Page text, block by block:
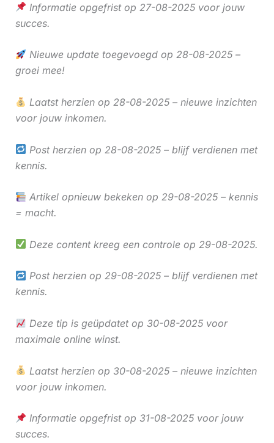
Informatie opgefrist op 27-08-2025 voor jouw
succes.
Nieuwe update toegevoegd op 28-08-2025 –
groei mee!
Laatst herzien op 28-08-2025 – nieuwe inzichten
voor jouw inkomen.
Post herzien op 28-08-2025 – blijf verdienen met
kennis.
Artikel opnieuw bekeken op 29-08-2025 – kennis
= macht.
Deze content kreeg een controle op 29-08-2025.
Post herzien op 29-08-2025 – blijf verdienen met
kennis.
Deze tip is geüpdatet op 30-08-2025 voor
maximale online winst.
Laatst herzien op 30-08-2025 – nieuwe inzichten
voor jouw inkomen.
Informatie opgefrist op 31-08-2025 voor jouw
succes.